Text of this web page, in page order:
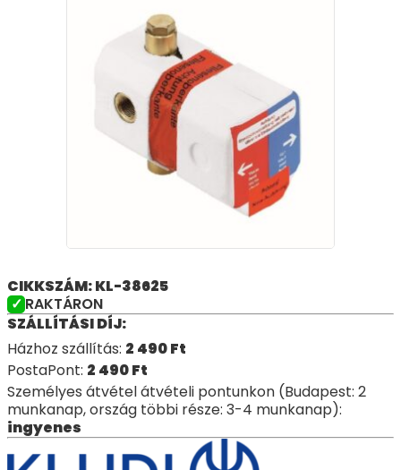
CIKKSZÁM: KL-38625
RAKTÁRON
SZÁLLÍTÁSI DÍJ:
Házhoz szállítás: 2 490Ft
PostaPont: 2 490Ft
Személyes átvétel átvételi pontunkon (Budapest: 2
munkanap, ország többi része: 3-4 munkanap):
ingyenes